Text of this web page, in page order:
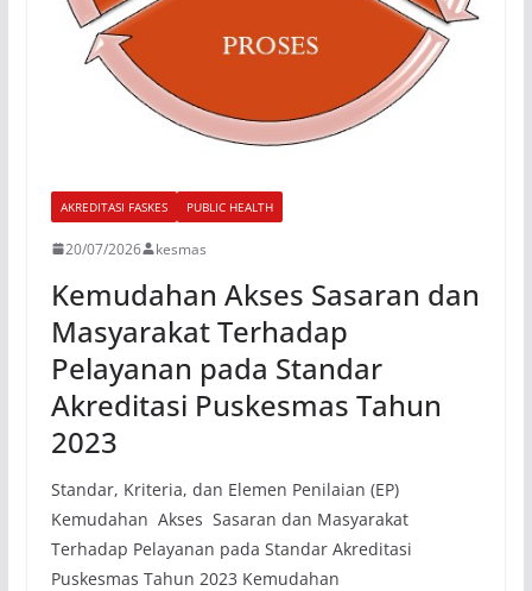
AKREDITASI FASKES PUBLIC HEALTH
20/07/2026 kesmas
Kemudahan Akses Sasaran dan
Masyarakat Terhadap
Pelayanan pada Standar
Akreditasi Puskesmas Tahun
2023
Standar, Kriteria, dan Elemen Penilaian (EP)
Kemudahan Akses Sasaran dan Masyarakat
Terhadap Pelayanan pada Standar Akreditasi
Puskesmas Tahun 2023 Kemudahan